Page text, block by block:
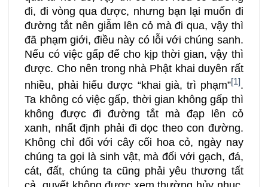
đi, đi vòng qua được, nhưng bạn lại muốn đi
đường tắt nên giẫm lên cỏ mà đi qua, vậy thì
đã phạm giới, điều này có lỗi với chúng sanh.
Nếu có việc gấp để cho kịp thời gian, vậy thì
được. Cho nên trong nhà Phật khai duyên rất
nhiều, phải hiểu được “khai già, trì phạm”[1].
Ta không có việc gấp, thời gian không gấp thì
không được đi đường tắt mà đạp lên cỏ
xanh, nhất định phải đi dọc theo con đường.
Không chỉ đối với cây cối hoa cỏ, ngày nay
chúng ta gọi là sinh vật, mà đối với gạch, đá,
cát, đất, chúng ta cũng phải yêu thương tất